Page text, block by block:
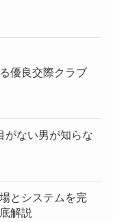
優良交際クラブ
がない男が知らな
とシステムを完
解説